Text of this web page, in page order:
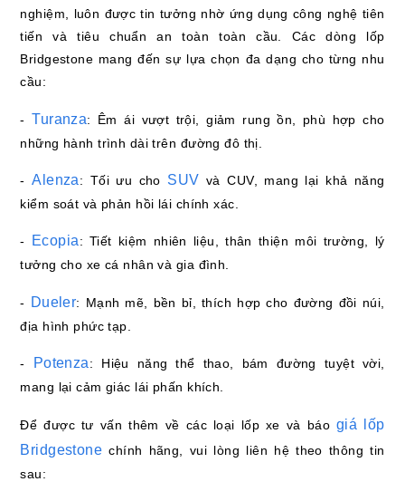
nghiệm, luôn được tin tưởng nhờ ứng dụng công nghệ tiên
tiến và tiêu chuẩn an toàn toàn cầu. Các dòng lốp
Bridgestone mang đến sự lựa chọn đa dạng cho từng nhu
cầu:
-Turanza: Êm ái vượt trội, giảm rung ồn, phù hợp cho
những hành trình dài trên đường đô thị.
-Alenza: Tối ưu cho SUV và CUV, mang lại khả năng
kiểm soát và phản hồi lái chính xác.
- Ecopia: Tiết kiệm nhiên liệu, thân thiện môi trường, lý
tưởng cho xe cá nhân và gia đình.
- Dueler: Mạnh mẽ, bền bỉ, thích hợp cho đường đồi núi,
địa hình phức tạp.
- Potenza: Hiệu năng thể thao, bám đường tuyệt vời,
mang lại cảm giác lái phấn khích.
Để được tư vấn thêm về các loại lốp xe và báo giá lốp
Bridgestone chính hãng, vui lòng liên hệ theo thông tin
sau: